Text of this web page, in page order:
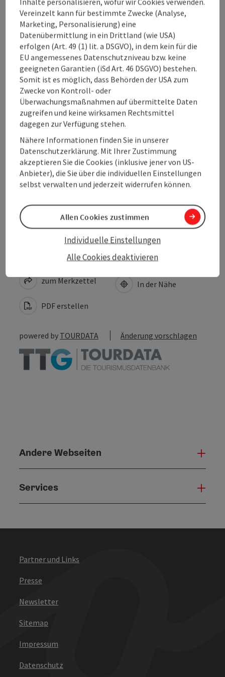
Öffnungszeiten
Küche
Ausstattung
Preise
Anreise/Lage
Eignung
Beitrag merken
zum Merkzettel
PDF erstellen
Beitrag drucken
In der Nähe
powered by TOURDATA Änderung vorschlagen
Andere Webseiten
Services
Partner und Links
Presse
Newsletter
Sitemap
Impressum
Datenschutz
Vereinzelt kann für bestimmte Zwecke (Analyse,
Marketing, Personalisierung) eine
Datenübermittlung in ein Drittland (wie USA)
erfolgen (Art. 49 (1) lit. a DSGVO), in dem kein für die
EU angemessenes Datenschutzniveau bzw. keine
geeigneten Garantien (iSd Art. 46 DSGVO) bestehen.
Somit ist es möglich, dass Behörden der USA zum
Zwecke von Kontroll- oder
Überwachungsmaßnahmen auf übermittelte Daten
zugreifen und keine wirksamen Rechtsmittel
dagegen zur Verfügung stehen.
Nähere Informationen finden Sie in unserer
Datenschutzerklärung. Mit Ihrer Zustimmung
akzeptieren Sie die Cookies (inklusive jener von US-
Anbieter), die Sie über die individuellen Einstellungen
selbst verwalten und jederzeit widerrufen können.
Alle Cookies deaktivieren
Individuelle Einstellungen
Allen Cookies zustimmen